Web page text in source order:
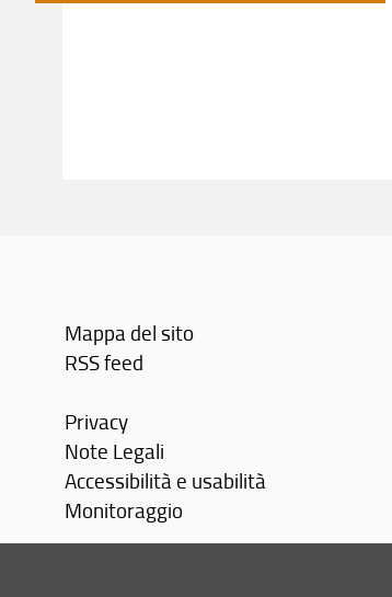
Mappa del sito
RSS feed
Privacy
Note Legali
Accessibilità e usabilità
Monitoraggio